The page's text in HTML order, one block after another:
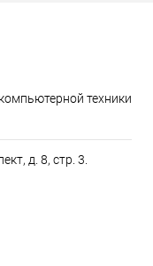
техники
д. 8, стр. 3.